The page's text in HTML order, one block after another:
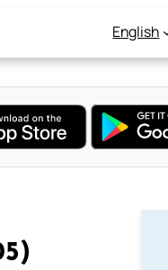
English